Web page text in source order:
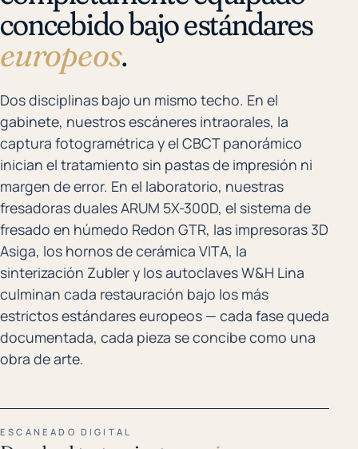
concebido bajo estándares
europeos.
Dos disciplinas bajo un mismo techo. En el
gabinete, nuestros escáneres intraorales, la
captura fotogramétrica y el CBCT panorámico
inician el tratamiento sin pastas de impresión ni
margen de error. En el laboratorio, nuestras
fresadoras duales ARUM 5X-300D, el sistema de
fresado en húmedo Redon GTR, las impresoras 3D
Asiga, los hornos de cerámica VITA, la
sinterización Zubler y los autoclaves W&H Lina
culminan cada restauración bajo los más
estrictos estándares europeos — cada fase queda
documentada, cada pieza se concibe como una
obra de arte.
ESCANEADO DIGITAL